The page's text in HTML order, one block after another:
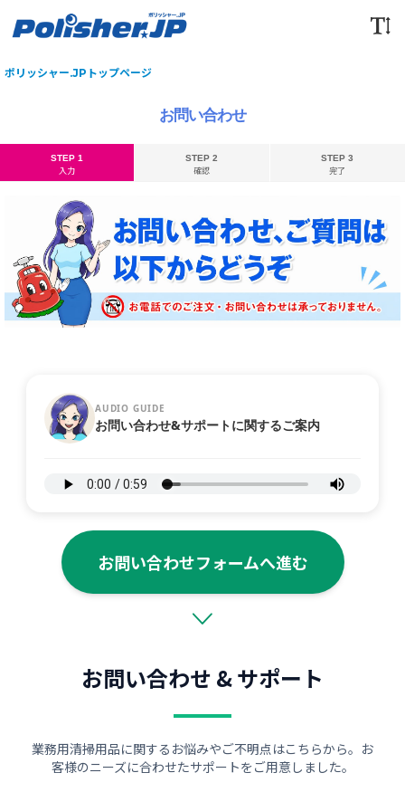
ポリッシャー.JPトップページ
お問い合わせ
STEP 1
入力
STEP 2
確認
STEP 3
完了
AUDIO GUIDE
お問い合わせ&サポートに関するご案内
お問い合わせフォームへ進む
お問い合わせ & サポート
業務用清掃用品に関するお悩みやご不明点はこちらから。お
客様のニーズに合わせたサポートをご用意しました。